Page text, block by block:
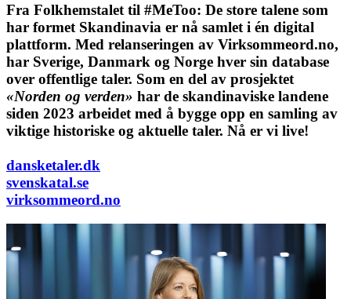
Fra Folkhemstalet til #MeToo: De store talene som
har formet Skandinavia er nå samlet i én digital
plattform. Med relanseringen av Virksommeord.no,
har Sverige, Danmark og Norge hver sin database
over offentlige taler. Som en del av prosjektet
«Norden og verden» har de skandinaviske landene
siden 2023 arbeidet med å bygge opp en samling av
viktige historiske og aktuelle taler. Nå er vi live!
dansketaler.dk
svenskatal.se
virksommeord.no